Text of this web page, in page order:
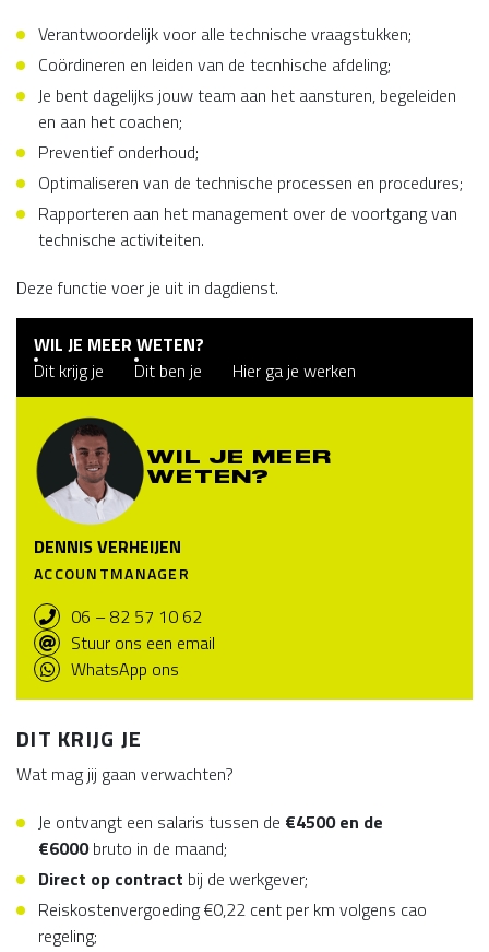
Verantwoordelijk voor alle technische vraagstukken;
Coördineren en leiden van de tecnhische afdeling;
Je bent dagelijks jouw team aan het aansturen, begeleiden
en aan het coachen;
Preventief onderhoud;
Optimaliseren van de technische processen en procedures;
Rapporteren aan het management over de voortgang van
technische activiteiten.
Deze functie voer je uit in dagdienst.
WIL JE MEER WETEN?
Dit krijg je
Dit ben je Hier ga je werken
WIL JE MEER
WETEN?
DENNIS VERHEIJEN
ACCOUNTMANAGER
06 – 82 57 10 62
Stuur ons een email
WhatsApp ons
DIT KRIJG JE
Wat mag jij gaan verwachten?
Je ontvangt een salaris tussen de €4500 en de
€6000bruto in de maand;
Direct op contract bij de werkgever;
Reiskostenvergoeding €0,22 cent per km volgens cao
regeling;